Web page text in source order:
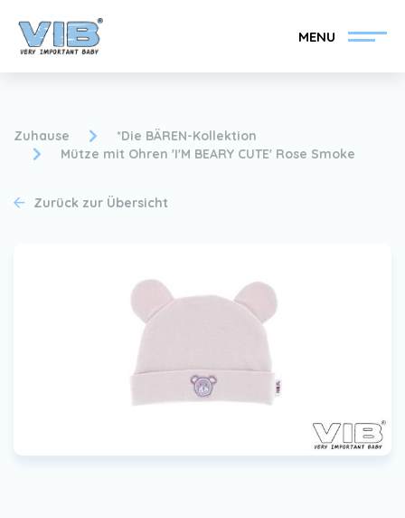
MENU
VIB®-Händler werden
Finden Sie Ihren VIB®-
Händler
VIB®-Händler werden
Zuhause
*Die BÄREN-Kollektion
Mütze mit Ohren 'I'M BEARY CUTE' Rose Smoke
Zurück zur Übersicht